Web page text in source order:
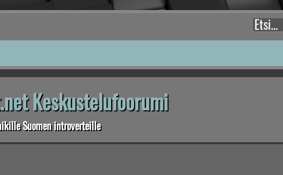
Keskustelufoorumi
Suomen introverteille